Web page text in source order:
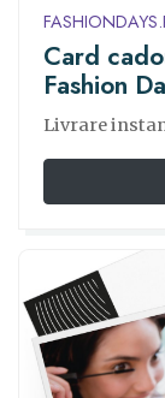
Card
Fashion
Livrare